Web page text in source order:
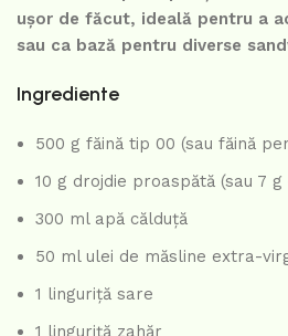
ușor de făcut, ideală pentru a
sau ca bază pentru diverse
Ingrediente
500 g făină tip 00 (sau făină
10 g drojdie proaspătă (sau 7 g
300 ml apă călduță
50 ml ulei de măsline extra-
1 linguriță sare
1 linguriță zahăr